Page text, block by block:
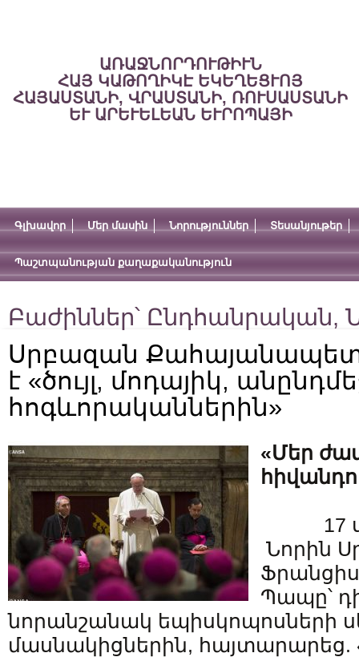
ԱՌԱՋՆՈՐԴՈՒԹԻՒՆ
ՀԱՅ ԿԱԹՈՂԻԿԷ ԵԿԵՂԵՑՒՈՅ
ՀԱՅԱՍՏԱՆԻ, ՎՐԱՍՏԱՆԻ, ՌՈՒՍԱՍՏԱՆԻ
ԵՒ ԱՐԵՒԵԼԵԱՆ ԵՒՐՈՊԱՅԻ
Գլխավոր Մեր մասին Նորություններ Տեսանյութեր
Պաշտպանության քաղաքականություն
Բաժիններ՝ Ընդհանրական,
Սրբազան
է «ծույլ, մոդայիկ,
հոգևորականներին»
«Մեր
17
Նորին
Պապը՝
նորանշանակ եպիսկոպոսների
մասնակիցներին, հայտարարեց.